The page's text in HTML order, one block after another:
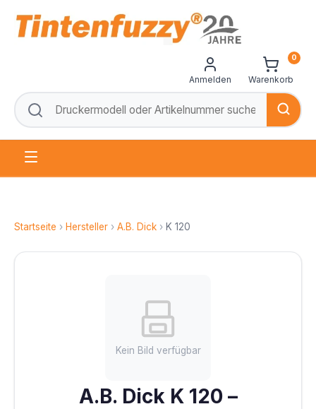
Anmelden Warenkorb
0
Startseite › Hersteller › A.B. Dick › K 120
Kein Bild verfügbar
A.B. Dick K 120 –